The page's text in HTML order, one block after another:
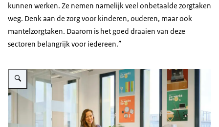
kunnen werken. Ze nemen namelijk veel onbetaalde zorgtaken
weg. Denk aan de zorg voor kinderen, ouderen, maar ook
mantelzorgtaken. Daarom is het goed draaien van deze
sectoren belangrijk voor iedereen.”
Vergroot afbeelding Joline Heusinkveld